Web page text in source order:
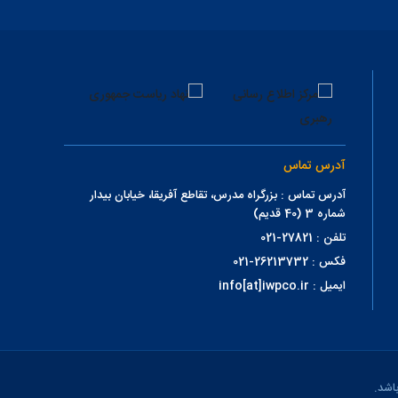
آدرس تماس
آدرس تماس : بزرگراه مدرس، تقاطع آفریقا، خیابان بیدار
شماره 3 (40 قدیم)
تلفن : 27821-021
فکس : 26213732-021
ایمیل : info[at]iwpco.ir